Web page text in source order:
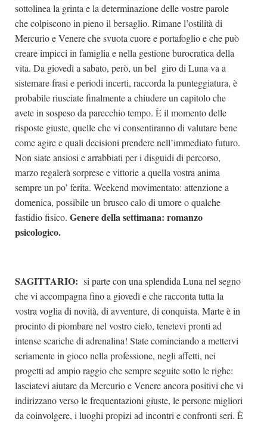
sottolinea la grinta e la determinazione delle vostre parole
che colpiscono in pieno il bersaglio. Rimane l’ostilità di
Mercurio e Venere che svuota cuore e portafoglio e che può
creare impicci in famiglia e nella gestione burocratica della
vita. Da giovedì a sabato, però, un bel giro di Luna va a
sistemare frasi e periodi incerti, raccorda la punteggiatura, è
probabile riusciate finalmente a chiudere un capitolo che
avete in sospeso da parecchio tempo. È il momento delle
risposte giuste, quelle che vi consentiranno di valutare bene
come agire e quali decisioni prendere nell’immediato futuro.
Non siate ansiosi e arrabbiati per i disguidi di percorso,
marzo regalerà sorprese e vittorie a quella vostra anima
sempre un po’ ferita. Weekend movimentato: attenzione a
domenica, possibile un brusco calo di umore o qualche
fastidio fisico. Genere della settimana: romanzo
psicologico.
SAGITTARIO: si parte con una splendida Luna nel segno
che vi accompagna fino a giovedì e che racconta tutta la
vostra voglia di novità, di avventure, di conquista. Marte è in
procinto di piombare nel vostro cielo, tenetevi pronti ad
intense scariche di adrenalina! State cominciando a mettervi
seriamente in gioco nella professione, negli affetti, nei
progetti ad ampio raggio che sempre seguite sotto le righe:
lasciatevi aiutare da Mercurio e Venere ancora positivi che vi
indirizzano verso le frequentazioni giuste, le persone migliori
da coinvolgere, i luoghi propizi ad incontri e confronti seri. È